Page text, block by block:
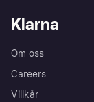
Klarna
Om oss
Careers
Villkår